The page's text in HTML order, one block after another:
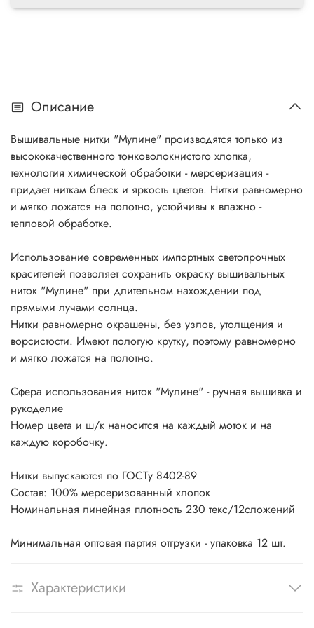
Описание
Вышивальные нитки "Мулине" производятся только из
высококачественного тонковолокнистого хлопка,
технология химической обработки - мерсеризация -
придает ниткам блеск и яркость цветов. Нитки равномерно
и мягко ложатся на полотно, устойчивы к влажно -
тепловой обработке.
Использование современных импортных светопрочных
красителей позволяет сохранить окраску вышивальных
ниток "Мулине" при длительном нахождении под
прямыми лучами солнца.
Нитки равномерно окрашены, без узлов, утолщения и
ворсистости. Имеют пологую крутку, поэтому равномерно
и мягко ложатся на полотно.
Сфера использования ниток "Мулине" - ручная вышивка и
рукоделие
Номер цвета и ш/к наносится на каждый моток и на
каждую коробочку.
Нитки выпускаются по ГОСТу 8402-89
Состав: 100% мерсеризованный хлопок
Номинальная линейная плотность 230 текс/12сложений
Минимальная оптовая партия отгрузки - упаковка 12 шт.
Характеристики